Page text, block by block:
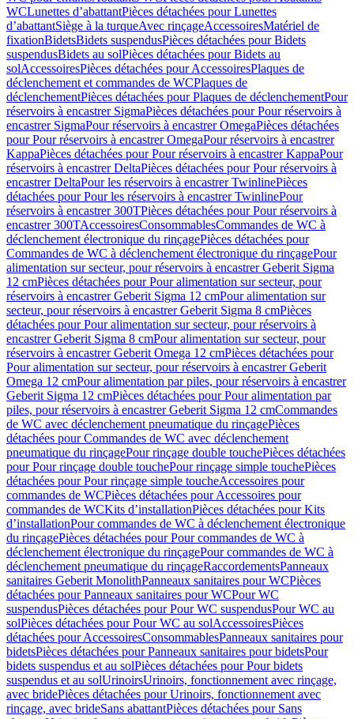
WCLunettes d’abattantPièces détachées pour Lunettes
d’abattantSiège à la turqueAvec rinçageAccessoiresMatériel de
fixationBidetsBidets suspendusPièces détachées pour Bidets
suspendusBidets au solPièces détachées pour Bidets au
solAccessoiresPièces détachées pour AccessoiresPlaques de
déclenchement et commandes de WCPlaques de
déclenchementPièces détachées pour Plaques de déclenchementPour
réservoirs à encastrer SigmaPièces détachées pour Pour réservoirs à
encastrer SigmaPour réservoirs à encastrer OmegaPièces détachées
pour Pour réservoirs à encastrer OmegaPour réservoirs à encastrer
KappaPièces détachées pour Pour réservoirs à encastrer KappaPour
réservoirs à encastrer DeltaPièces détachées pour Pour réservoirs à
encastrer DeltaPour les réservoirs à encastrer TwinlinePièces
détachées pour Pour les réservoirs à encastrer TwinlinePour
réservoirs à encastrer 300TPièces détachées pour Pour réservoirs à
encastrer 300TAccessoiresConsommablesCommandes de WC à
déclenchement électronique du rinçagePièces détachées pour
Commandes de WC à déclenchement électronique du rinçagePour
alimentation sur secteur, pour réservoirs à encastrer Geberit Sigma
12 cmPièces détachées pour Pour alimentation sur secteur, pour
réservoirs à encastrer Geberit Sigma 12 cmPour alimentation sur
secteur, pour réservoirs à encastrer Geberit Sigma 8 cmPièces
détachées pour Pour alimentation sur secteur, pour réservoirs à
encastrer Geberit Sigma 8 cmPour alimentation sur secteur, pour
réservoirs à encastrer Geberit Omega 12 cmPièces détachées pour
Pour alimentation sur secteur, pour réservoirs à encastrer Geberit
Omega 12 cmPour alimentation par piles, pour réservoirs à encastrer
Geberit Sigma 12 cmPièces détachées pour Pour alimentation par
piles, pour réservoirs à encastrer Geberit Sigma 12 cmCommandes
de WC avec déclenchement pneumatique du rinçagePièces
détachées pour Commandes de WC avec déclenchement
pneumatique du rinçagePour rinçage double touchePièces détachées
pour Pour rinçage double touchePour rinçage simple touchePièces
détachées pour Pour rinçage simple toucheAccessoires pour
commandes de WCPièces détachées pour Accessoires pour
commandes de WCKits d’installationPièces détachées pour Kits
d’installationPour commandes de WC à déclenchement électronique
du rinçagePièces détachées pour Pour commandes de WC à
déclenchement électronique du rinçagePour commandes de WC à
déclenchement pneumatique du rinçageRaccordementsPanneaux
sanitaires Geberit MonolithPanneaux sanitaires pour WCPièces
détachées pour Panneaux sanitaires pour WCPour WC
suspendusPièces détachées pour Pour WC suspendusPour WC au
solPièces détachées pour Pour WC au solAccessoiresPièces
détachées pour AccessoiresConsommablesPanneaux sanitaires pour
bidetsPièces détachées pour Panneaux sanitaires pour bidetsPour
bidets suspendus et au solPièces détachées pour Pour bidets
suspendus et au solUrinoirsUrinoirs, fonctionnement avec rinçage,
avec bridePièces détachées pour Urinoirs, fonctionnement avec
rinçage, avec brideSans abattantPièces détachées pour Sans